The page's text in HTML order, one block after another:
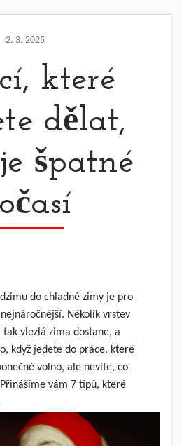
2. 3. 2025
které
dělat,
špatné
do chladné zimy je pro
Několik vrstev
vlezlá zima dostane, a
když jedete do práce, které
volno, ale nevíte, co
vám 7 tipů, které